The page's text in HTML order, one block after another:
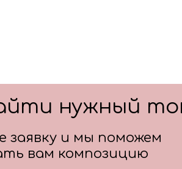
нужный
заявку и мы поможем
вам композицию